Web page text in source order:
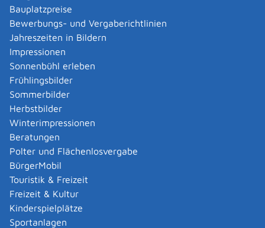
Bauplatzpreise
Bewerbungs- und Vergaberichtlinien
Jahreszeiten in Bildern
Impressionen
Sonnenbühl erleben
Frühlingsbilder
Sommerbilder
Herbstbilder
Winterimpressionen
Beratungen
Polter und Flächenlosvergabe
BürgerMobil
Touristik & Freizeit
Freizeit & Kultur
Kinderspielplätze
Sportanlagen
Leistung:
Fliesen- und Plattenarbeiten
Zuschlag wurde an die Fa. Gustav Vöhringer GmbH aus
Münsingen erteilt.
Leistung:
Estricharbeiten
Zuschlag wurde an die Fa. Scheiffele GmbH aus
Nellingen erteilt.
Leistung:
Fensterbau- und Sonnenschutzarbeiten
Zuschlag wurde an die Fa. Wendler GmbH aus St.
Johann erteilt.
Gemeindeverband
ALB-Wasserversorgungsgruppe XV
Erpfgruppe